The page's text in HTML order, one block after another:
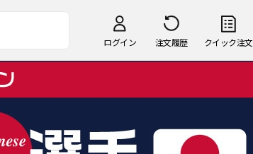
ログイン 注文履歴 クイック注文